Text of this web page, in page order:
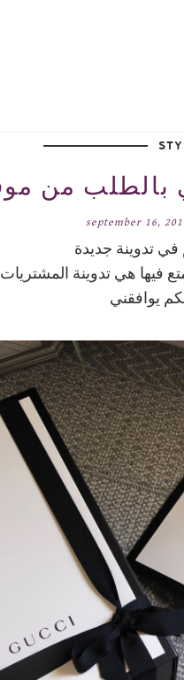
september 16,
في تدوينة جديدة
فيها هي تدوينة المشتريات
يوافقني